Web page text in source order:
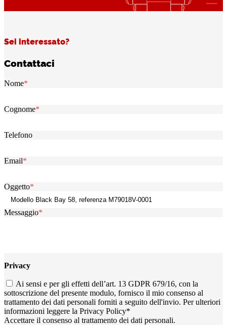
Sei interessato?
Contattaci
Nome*
Cognome*
Telefono
Email*
Oggetto*
Messaggio*
Privacy
Ai sensi e per gli effetti dell’art. 13 GDPR 679/16, con la
sottoscrizione del presente modulo, fornisco il mio consenso al
trattamento dei dati personali forniti a seguito dell'invio. Per ulteriori
informazioni leggere la Privacy Policy*
Accettare il consenso al trattamento dei dati personali.